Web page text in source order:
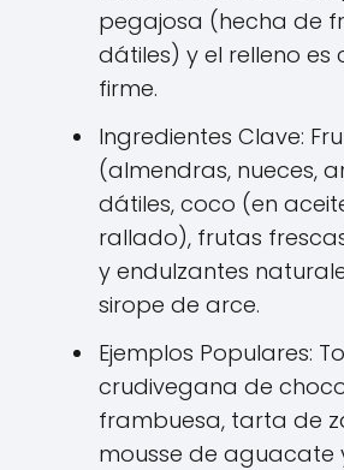
pegajosa (hecha de
dátiles) y el relleno es
firme.
Ingredientes Clave:
(almendras, nueces,
dátiles, coco (en
rallado), frutas
y endulzantes
sirope de arce.
Ejemplos Populares:
crudivegana de
frambuesa, tarta de
mousse de aguacate